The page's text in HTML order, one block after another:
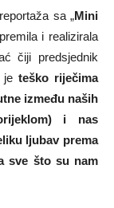
sa „Mini
i realizirala
čiji predsjednik
je teško riječima
između naših
i nas
ljubav prema
sve što su nam